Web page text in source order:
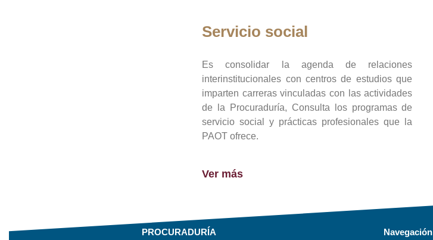
Servicio social
Es consolidar la agenda de relaciones
interinstitucionales con centros de estudios que
imparten carreras vinculadas con las actividades
de la Procuraduría, Consulta los programas de
servicio social y prácticas profesionales que la
PAOT ofrece.
Ver más
PROCURADURÍA Navegación